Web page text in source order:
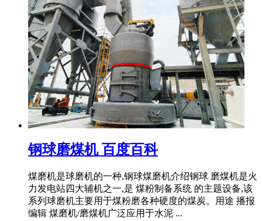
钢球磨煤机 百度百科
煤磨机是球磨机的一种,钢球煤磨机介绍钢球 磨煤机是火
力发电站四大辅机之一,是 煤粉制备系统 的主题设备,该
系列球磨机主要用于煤粉磨各种硬度的煤炭。用途 播报
编辑 煤磨机/磨煤机广泛应用于水泥 ...